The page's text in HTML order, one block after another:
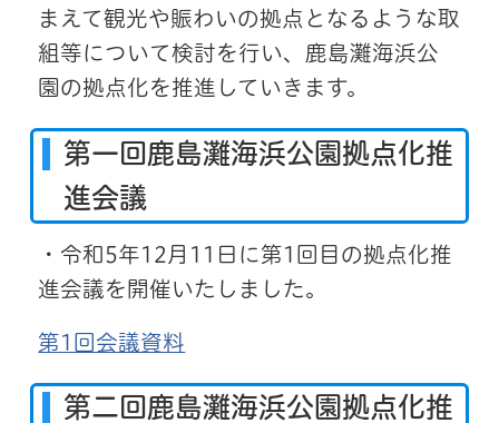
まえて観光や賑わいの拠点となるような取
組等について検討を行い、鹿島灘海浜公
園の拠点化を推進していきます。
第一回鹿島灘海浜公園拠点化推
進会議
・令和5年12月11日に第1回目の拠点化推
進会議を開催いたしました。
第1回会議資料
第二回鹿島灘海浜公園拠点化推